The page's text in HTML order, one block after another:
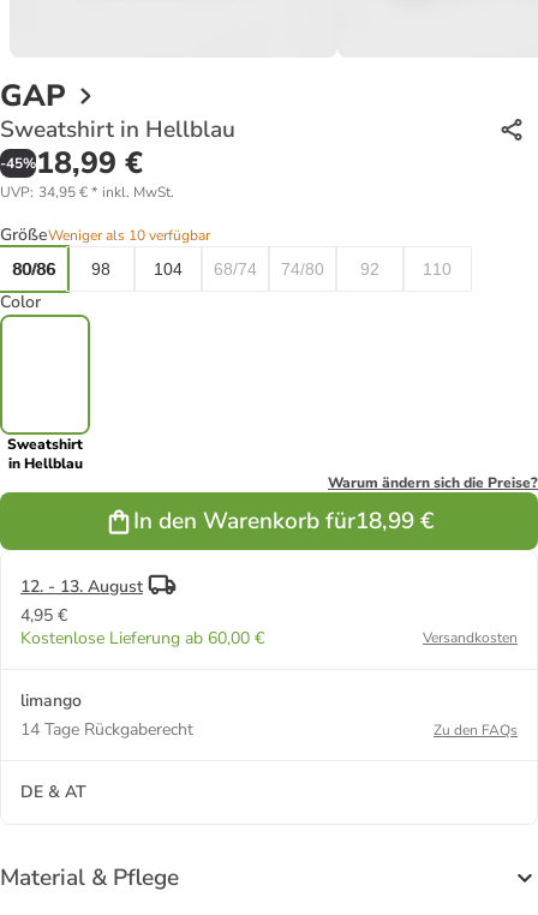
GAP
Sweatshirt in Hellblau
-45%18,99 €
UVP: 34,95 €* inkl. MwSt.
GrößeWeniger als 10 verfügbar
80/86
98 104 68/74 74/80 92 110
Color
Sweatshirt
in Hellblau
Warum ändern sich die Preise?
In den Warenkorb für18,99 €
12. - 13. August
4,95 €
Kostenlose Lieferung ab 60,00 €
Versandkosten
limango
14 Tage Rückgaberecht
Zu den FAQs
DE & AT
Material & Pflege